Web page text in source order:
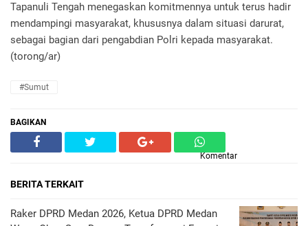
Tapanuli Tengah menegaskan komitmennya untuk terus hadir
mendampingi masyarakat, khususnya dalam situasi darurat,
sebagai bagian dari pengabdian Polri kepada masyarakat.
(torong/ar)
#Sumut
BAGIKAN
Komentar
BERITA TERKAIT
Raker DPRD Medan 2026, Ketua DPRD Medan